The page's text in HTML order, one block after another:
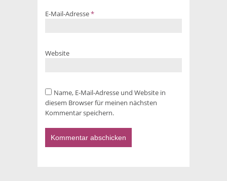
E-Mail-Adresse*
Website
Name, E-Mail-Adresse und Website in
diesem Browser für meinen nächsten
Kommentar speichern.